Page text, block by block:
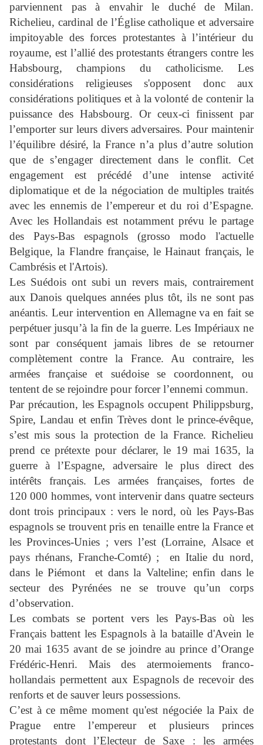
parviennent pas à envahir le duché de Milan.
Richelieu, cardinal de l’Église catholique et adversaire
impitoyable des forces protestantes à l’intérieur du
royaume, est l’allié des protestants étrangers contre les
Habsbourg, champions du catholicisme. Les
considérations religieuses s'opposent donc aux
considérations politiques et à la volonté de contenir la
puissance des Habsbourg. Or ceux-ci finissent par
l’emporter sur leurs divers adversaires. Pour maintenir
l’équilibre désiré, la France n’a plus d’autre solution
que de s’engager directement dans le conflit. Cet
engagement est précédé d’une intense activité
diplomatique et de la négociation de multiples traités
avec les ennemis de l’empereur et du roi d’Espagne.
Avec les Hollandais est notamment prévu le partage
des Pays-Bas espagnols (grosso modo l'actuelle
Belgique, la Flandre française, le Hainaut français, le
Cambrésis et l'Artois).
Les Suédois ont subi un revers mais, contrairement
aux Danois quelques années plus tôt, ils ne sont pas
anéantis. Leur intervention en Allemagne va en fait se
perpétuer jusqu’à la fin de la guerre. Les Impériaux ne
sont par conséquent jamais libres de se retourner
complètement contre la France. Au contraire, les
armées française et suédoise se coordonnent, ou
tentent de se rejoindre pour forcer l’ennemi commun.
Par précaution, les Espagnols occupent Philippsburg,
Spire, Landau et enfin Trèves dont le prince-évêque,
s’est mis sous la protection de la France. Richelieu
prend ce prétexte pour déclarer, le 19 mai 1635, la
guerre à l’Espagne, adversaire le plus direct des
intérêts français. Les armées françaises, fortes de
120 000 hommes, vont intervenir dans quatre secteurs
dont trois principaux : vers le nord, où les Pays-Bas
espagnols se trouvent pris en tenaille entre la France et
les Provinces-Unies ; vers l’est (Lorraine, Alsace et
pays rhénans, Franche-Comté) ;
en Italie du nord,
dans le Piémont
et dans la Valteline; enfin dans le
secteur des Pyrénées ne se trouve qu’un corps
d’observation.
Les combats se portent vers les Pays-Bas où les
Français battent les Espagnols à la bataille d'Avein le
20 mai 1635 avant de se joindre au prince d’Orange
Frédéric-Henri. Mais des atermoiements franco-
hollandais permettent aux Espagnols de recevoir des
renforts et de sauver leurs possessions.
C’est à ce même moment qu'est négociée la Paix de
Prague entre l’empereur et plusieurs princes
protestants dont l’Electeur de Saxe : les armées